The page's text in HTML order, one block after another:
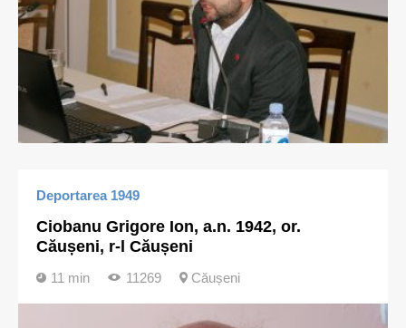
Deportarea 1949
Ciobanu Grigore Ion, a.n. 1942, or.
Căușeni, r-l Căușeni
11 min 11269 Căușeni